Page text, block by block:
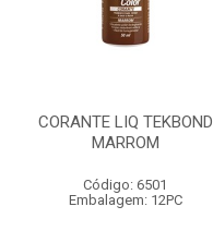
CORANTE LIQ TEKBOND
MARROM
Código: 6501
Embalagem: 12PC